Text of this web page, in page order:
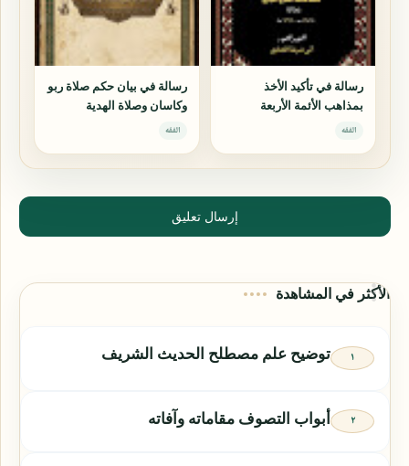
رسالة في تأكيد الأخذ
بمذاهب الأئمة الأربعة
الفقه
رسالة في بيان حكم صلاة ربو
وكاسان وصلاة الهدية
الفقه
إرسال تعليق
الأكثر في المشاهدة
توضيح علم مصطلح الحديث الشريف
أبواب التصوف مقاماته وآفاته